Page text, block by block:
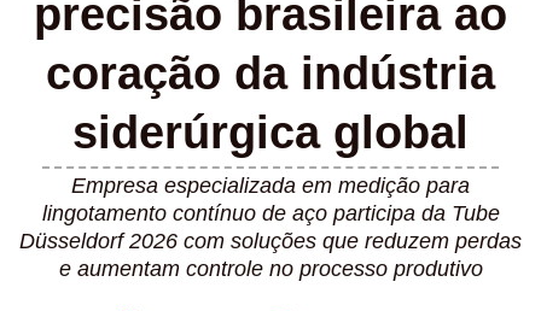
precisão brasileira ao
coração da indústria
siderúrgica global
Empresa especializada em medição para
lingotamento contínuo de aço participa da Tube
Düsseldorf 2026 com soluções que reduzem perdas
e aumentam controle no processo produtivo